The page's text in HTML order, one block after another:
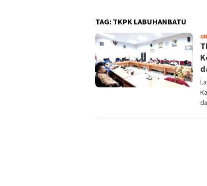
TAG: TKPK LABUHANBATU